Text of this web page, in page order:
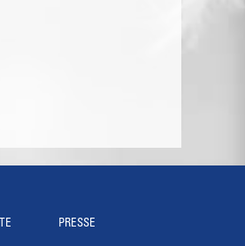
PRESSE